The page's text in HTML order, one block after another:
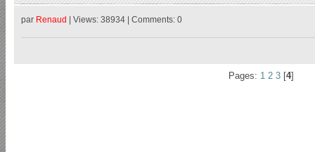
par Renaud | Views: 38934 | Comments: 0
Pages: 1 2 3 [4]